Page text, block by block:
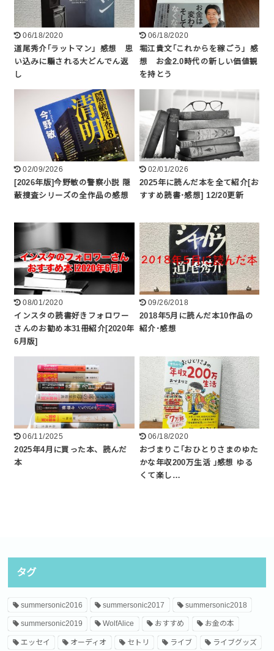
06/18/2020
道尾秀介｢ラットマン」感想 思
い込みに騙される大どんでん返
し
06/18/2020
堀江貴文｢これからを稼ごう」感
想 お金2.0時代の新しい価値観
を持とう
02/09/2026
[2026年版]今野敏の警察小説 隠
蔽捜査シリーズの全作品の感想
02/01/2026
2025年に読んだ本を全て紹介[お
すすめ読書･感想] 12/20更新
08/01/2020
インスタの読書好きフォロワー
さんのお勧め本31冊紹介[2020年
6月版]
09/26/2018
2018年5月に読んだ本10作品の
紹介･感想
06/11/2025
2025年4月に買った本、読んだ
本
06/18/2020
おづまりこ｢おひとりさまのゆた
かな年収200万生活 ｣感想 ゆる
くて楽し…
タグ
summersonic2016 summersonic2017 summersonic2018
summersonic2019 WolfAlice おすすめ お金の本
エッセイ オーディオ セトリ ライブ ライブグッズ